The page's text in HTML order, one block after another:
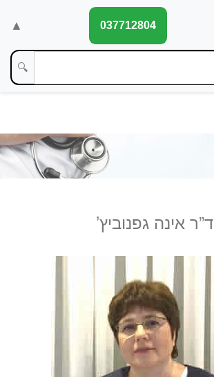
▲ 037712804
🔍
ד”ר אינה גפנוביץ’